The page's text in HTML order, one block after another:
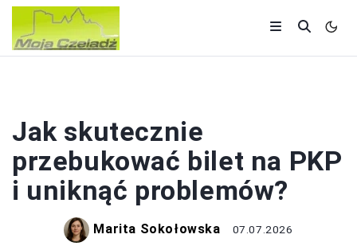
Jak skutecznie
przebukować bilet na PKP
i uniknąć problemów?
Marita Sokołowska 07.07.2026